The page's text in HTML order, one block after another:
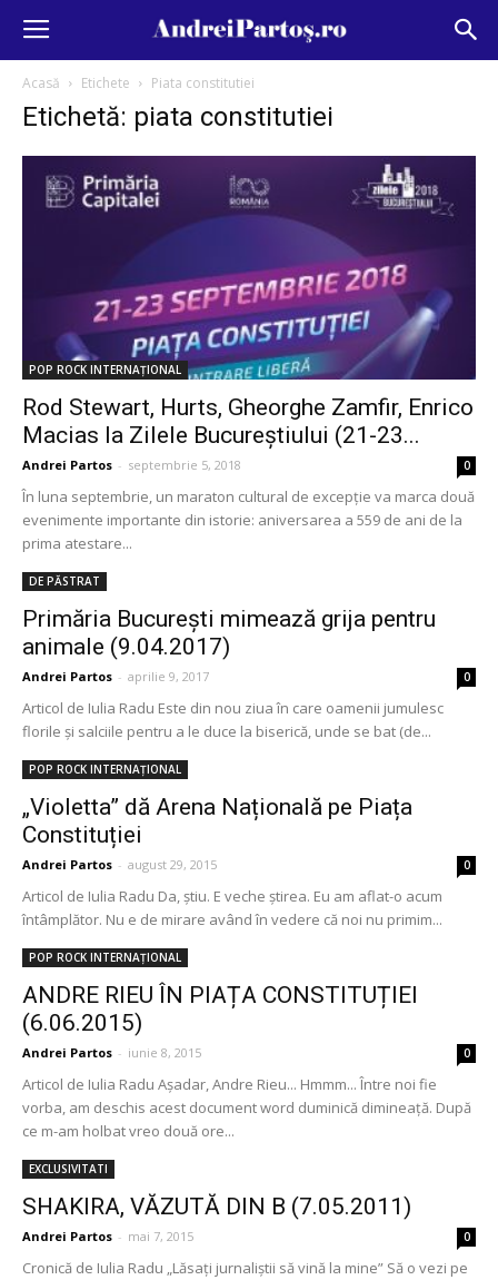
Acasă Etichete Piata constitutiei
Etichetă: piata constitutiei
POP ROCK INTERNAȚIONAL
Rod Stewart, Hurts, Gheorghe Zamfir, Enrico
Macias la Zilele Bucureștiului (21-23...
Andrei Partos - septembrie 5, 2018 0
În luna septembrie, un maraton cultural de excepție va marca două
evenimente importante din istorie: aniversarea a 559 de ani de la
prima atestare...
DE PĂSTRAT
Primăria București mimează grija pentru
animale (9.04.2017)
Andrei Partos - aprilie 9, 2017 0
Articol de Iulia Radu Este din nou ziua în care oamenii jumulesc
florile și salciile pentru a le duce la biserică, unde se bat (de...
POP ROCK INTERNAȚIONAL
„Violetta” dă Arena Națională pe Piața
Constituției
Andrei Partos - august 29, 2015 0
Articol de Iulia Radu Da, știu. E veche știrea. Eu am aflat-o acum
întâmplător. Nu e de mirare având în vedere că noi nu primim...
POP ROCK INTERNAȚIONAL
ANDRE RIEU ÎN PIAȚA CONSTITUȚIEI
(6.06.2015)
Andrei Partos - iunie 8, 2015 0
Articol de Iulia Radu Așadar, Andre Rieu... Hmmm... Între noi fie
vorba, am deschis acest document word duminică dimineață. După
ce m-am holbat vreo două ore...
EXCLUSIVITATI
SHAKIRA, VĂZUTĂ DIN B (7.05.2011)
Andrei Partos - mai 7, 2015 0
Cronică de Iulia Radu „Lăsaţi jurnaliştii să vină la mine” Să o vezi pe